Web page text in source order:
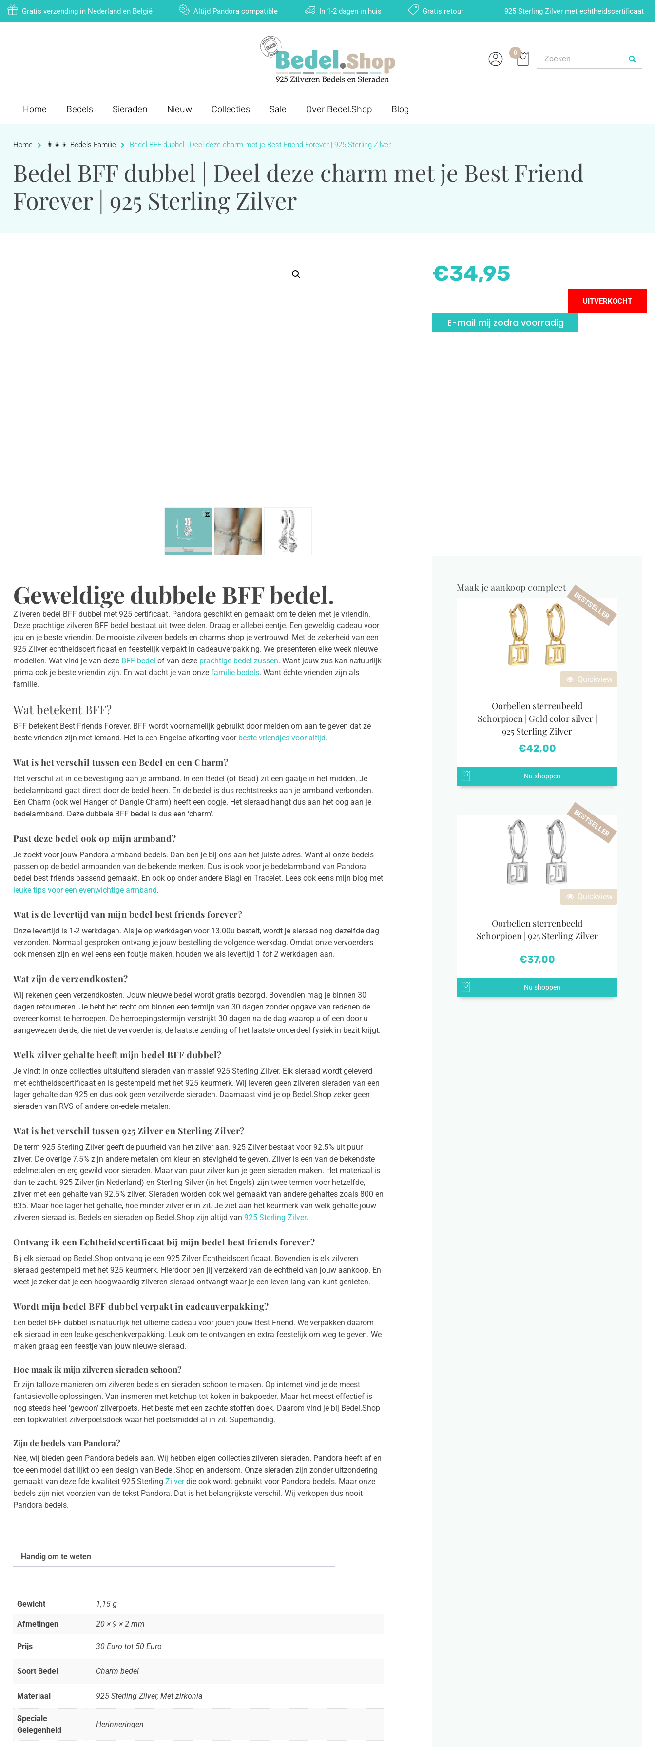
Gratis verzending in Nederland en België Altijd Pandora compatible In 1-2 dagen in huis Gratis retour 925 Sterling Zilver met echtheidscertificaat
0
Home Bedels Sieraden Nieuw Collecties Sale Over Bedel.Shop Blog
Home 👩‍👧‍👦 Bedels Familie Bedel BFF dubbel | Deel deze charm met je Best Friend Forever | 925 Sterling Zilver
Bedel BFF dubbel | Deel deze charm met je Best Friend
Forever | 925 Sterling Zilver
€34,95
UITVERKOCHT
E-mail mij zodra voorradig
Geweldige dubbele BFF bedel.
Zilveren bedel BFF dubbel met 925 certificaat. Pandora geschikt en gemaakt om te delen met je vriendin.
Deze prachtige zilveren BFF bedel bestaat uit twee delen. Draag er allebei eentje. Een geweldig cadeau voor
jou en je beste vriendin. De mooiste zilveren bedels en charms shop je vertrouwd. Met de zekerheid van een
925 Zilver echtheidscertificaat en feestelijk verpakt in cadeauverpakking. We presenteren elke week nieuwe
modellen. Wat vind je van deze BFF bedel of van deze prachtige bedel zussen. Want jouw zus kan natuurlijk
prima ook je beste vriendin zijn. En wat dacht je van onze familie bedels. Want échte vrienden zijn als
familie.
Wat betekent BFF?
BFF betekent Best Friends Forever. BFF wordt voornamelijk gebruikt door meiden om aan te geven dat ze
beste vrienden zijn met iemand. Het is een Engelse afkorting voor beste vriendjes voor altijd.
Wat is het verschil tussen een Bedel en een Charm?
Het verschil zit in de bevestiging aan je armband. In een Bedel (of Bead) zit een gaatje in het midden. Je
bedelarmband gaat direct door de bedel heen. En de bedel is dus rechtstreeks aan je armband verbonden.
Een Charm (ook wel Hanger of Dangle Charm) heeft een oogje. Het sieraad hangt dus aan het oog aan je
bedelarmband. Deze dubbele BFF bedel is dus een ‘charm’.
Past deze bedel ook op mijn armband?
Je zoekt voor jouw Pandora armband bedels. Dan ben je bij ons aan het juiste adres. Want al onze bedels
passen op de bedel armbanden van de bekende merken. Dus is ook voor je bedelarmband van Pandora
bedel best friends passend gemaakt. En ook op onder andere Biagi en Tracelet. Lees ook eens mijn blog met
leuke tips voor een evenwichtige armband.
Wat is de levertijd van mijn bedel best friends forever?
Onze levertijd is 1-2 werkdagen. Als je op werkdagen voor 13.00u bestelt, wordt je sieraad nog dezelfde dag
verzonden. Normaal gesproken ontvang je jouw bestelling de volgende werkdag. Omdat onze vervoerders
ook mensen zijn en wel eens een foutje maken, houden we als levertijd 1 tot 2 werkdagen aan.
Wat zijn de verzendkosten?
Wij rekenen geen verzendkosten. Jouw nieuwe bedel wordt gratis bezorgd. Bovendien mag je binnen 30
dagen retourneren. Je hebt het recht om binnen een termijn van 30 dagen zonder opgave van redenen de
overeenkomst te herroepen. De herroepingstermijn verstrijkt 30 dagen na de dag waarop u of een door u
aangewezen derde, die niet de vervoerder is, de laatste zending of het laatste onderdeel fysiek in bezit krijgt.
Welk zilver gehalte heeft mijn bedel BFF dubbel?
Je vindt in onze collecties uitsluitend sieraden van massief 925 Sterling Zilver. Elk sieraad wordt geleverd
met echtheidscertificaat en is gestempeld met het 925 keurmerk. Wij leveren geen zilveren sieraden van een
lager gehalte dan 925 en dus ook geen verzilverde sieraden. Daarnaast vind je op Bedel.Shop zeker geen
sieraden van RVS of andere on-edele metalen.
Wat is het verschil tussen 925 Zilver en Sterling Zilver?
De term 925 Sterling Zilver geeft de puurheid van het zilver aan. 925 Zilver bestaat voor 92.5% uit puur
zilver. De overige 7.5% zijn andere metalen om kleur en stevigheid te geven. Zilver is een van de bekendste
edelmetalen en erg gewild voor sieraden. Maar van puur zilver kun je geen sieraden maken. Het materiaal is
dan te zacht. 925 Zilver (in Nederland) en Sterling Silver (in het Engels) zijn twee termen voor hetzelfde,
zilver met een gehalte van 92.5% zilver. Sieraden worden ook wel gemaakt van andere gehaltes zoals 800 en
835. Maar hoe lager het gehalte, hoe minder zilver er in zit. Je ziet aan het keurmerk van welk gehalte jouw
zilveren sieraad is. Bedels en sieraden op Bedel.Shop zijn altijd van 925 Sterling Zilver.
Ontvang ik een Echtheidscertificaat bij mijn bedel best friends forever?
Bij elk sieraad op Bedel.Shop ontvang je een 925 Zilver Echtheidscertificaat. Bovendien is elk zilveren
sieraad gestempeld met het 925 keurmerk. Hierdoor ben jij verzekerd van de echtheid van jouw aankoop. En
weet je zeker dat je een hoogwaardig zilveren sieraad ontvangt waar je een leven lang van kunt genieten.
Wordt mijn bedel BFF dubbel verpakt in cadeauverpakking?
Een bedel BFF dubbel is natuurlijk het ultieme cadeau voor jouen jouw Best Friend. We verpakken daarom
elk sieraad in een leuke geschenkverpakking. Leuk om te ontvangen en extra feestelijk om weg te geven. We
maken graag een feestje van jouw nieuwe sieraad.
Hoe maak ik mijn zilveren sieraden schoon?
Er zijn talloze manieren om zilveren bedels en sieraden schoon te maken. Op internet vind je de meest
fantasievolle oplossingen. Van insmeren met ketchup tot koken in bakpoeder. Maar het meest effectief is
nog steeds heel ‘gewoon’ zilverpoets. Het beste met een zachte stoffen doek. Daarom vind je bij Bedel.Shop
een topkwaliteit zilverpoetsdoek waar het poetsmiddel al in zit. Superhandig.
Zijn de bedels van Pandora?
Nee, wij bieden geen Pandora bedels aan. Wij hebben eigen collecties zilveren sieraden. Pandora heeft af en
toe een model dat lijkt op een design van Bedel.Shop en andersom. Onze sieraden zijn zonder uitzondering
gemaakt van dezelfde kwaliteit 925 Sterling Zilverdie ook wordt gebruikt voor Pandora bedels. Maar onze
bedels zijn niet voorzien van de tekst Pandora. Dat is het belangrijkste verschil. Wij verkopen dus nooit
Pandora bedels.
Handig om te weten
Gewicht 1,15 g
Afmetingen 20 × 9 × 2 mm
Prijs 30 Euro tot 50 Euro
Soort Bedel Charm bedel
Materiaal 925 Sterling Zilver, Met zirkonia
Speciale
Gelegenheid
Herinneringen
Maak je aankoop compleet
Quickview
BESTSELLER
Oorbellen sterrenbeeld
Schorpioen | Gold color silver |
925 Sterling Zilver
€42,00
Nu shoppen
Quickview
BESTSELLER
Oorbellen sterrenbeeld
Schorpioen | 925 Sterling Zilver
€37,00
Nu shoppen